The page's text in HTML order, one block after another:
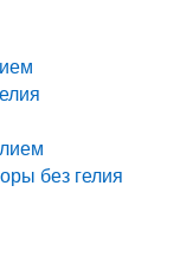
без гелия